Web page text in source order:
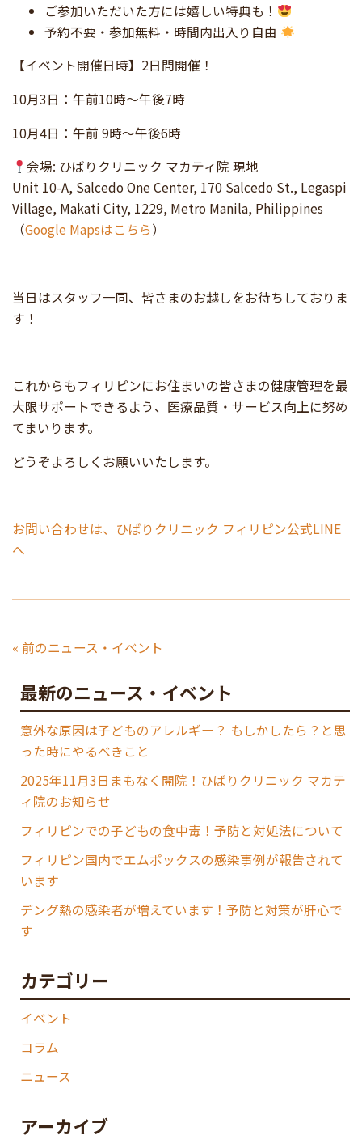
ご参加いただいた方には嬉しい特典も！
予約不要・参加無料・時間内出入り自由
【イベント開催日時】2日間開催！
10月3日：午前10時〜午後7時
10月4日：午前 9時〜午後6時
会場: ひばりクリニック マカティ院 現地
Unit 10-A, Salcedo One Center, 170 Salcedo St., Legaspi
Village, Makati City, 1229, Metro Manila, Philippines
（Google Mapsはこちら）
当日はスタッフ一同、皆さまのお越しをお待ちしておりま
す！
これからもフィリピンにお住まいの皆さまの健康管理を最
大限サポートできるよう、医療品質・サービス向上に努め
てまいります。
どうぞよろしくお願いいたします。
お問い合わせは、ひばりクリニック フィリピン公式LINE
へ
« 前のニュース・イベント
最新のニュース・イベント
意外な原因は子どものアレルギー？ もしかしたら？と思
った時にやるべきこと
2025年11月3日まもなく開院！ひばりクリニック マカテ
ィ院のお知らせ
フィリピンでの子どもの食中毒！予防と対処法について
フィリピン国内でエムポックスの感染事例が報告されて
います
デング熱の感染者が増えています！予防と対策が肝心で
す
カテゴリー
イベント
コラム
ニュース
アーカイブ